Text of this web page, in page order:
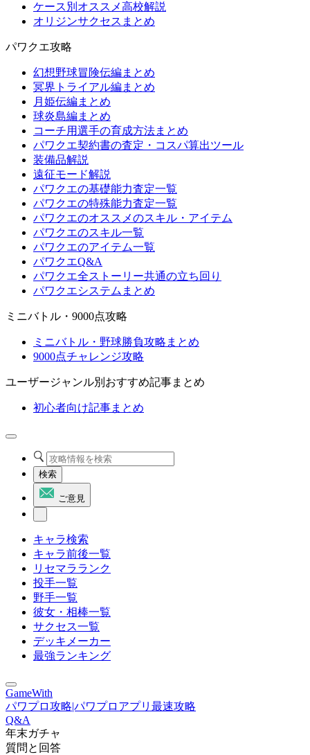
ケース別オススメ高校解説
オリジンサクセスまとめ
パワクエ攻略
幻想野球冒険伝編まとめ
冥界トライアル編まとめ
月姫伝編まとめ
球炎島編まとめ
コーチ用選手の育成方法まとめ
パワクエ契約書の査定・コスパ算出ツール
装備品解説
遠征モード解説
パワクエの基礎能力査定一覧
パワクエの特殊能力査定一覧
パワクエのオススメのスキル・アイテム
パワクエのスキル一覧
パワクエのアイテム一覧
パワクエQ&A
パワクエ全ストーリー共通の立ち回り
パワクエシステムまとめ
ミニバトル・9000点攻略
ミニバトル・野球勝負攻略まとめ
9000点チャレンジ攻略
ユーザージャンル別おすすめ記事まとめ
初心者向け記事まとめ
検索
ご意見
キャラ検索
キャラ前後一覧
リセマラランク
投手一覧
野手一覧
彼女・相棒一覧
サクセス一覧
デッキメーカー
最強ランキング
GameWith
パワプロ攻略|パワプロアプリ最速攻略
Q&A
年末ガチャ
質問と回答